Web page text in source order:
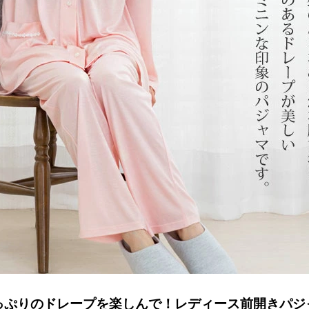
ぷりのドレープを楽しんで！レディース前開きパジ